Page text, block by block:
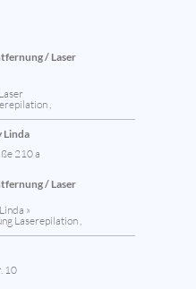
/ Laser
,
Linda
210 a
/ Laser
»
Laserepilation ,
10